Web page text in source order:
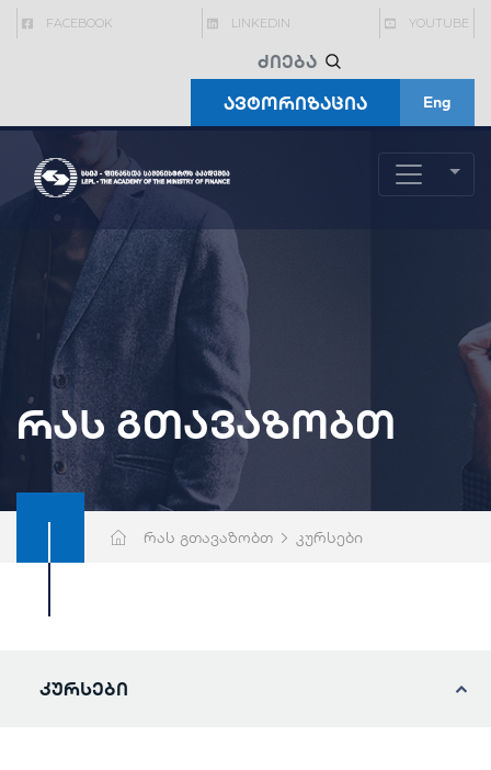
FACEBOOK LINKEDIN YOUTUBE
ავტორიზაცია Eng
რას გთავაზობთ
რას გთავაზობთ კურსები
კურსები